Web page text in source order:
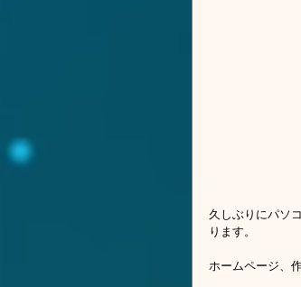
久しぶりにパソ
ります。
ホームページ、